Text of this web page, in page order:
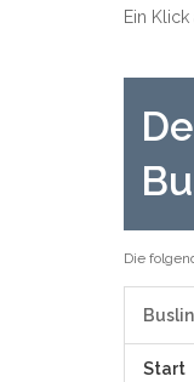
Ein
Die
Start